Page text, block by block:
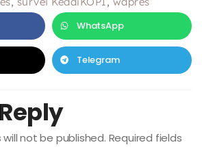
WhatsApp
Telegram
not be published. Required fields